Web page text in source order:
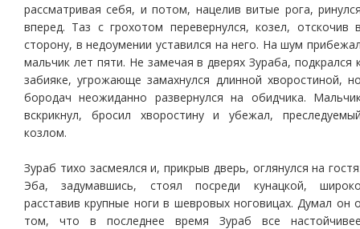
рассматривая себя, и потом, нацелив витые рога,
вперед. Таз с грохотом перевернулся, козел, отскочив
сторону, в недоумении уставился на него. На шум
мальчик лет пяти. Не замечая в дверях Зураба, подкрался
забияке, угрожающе замахнулся длинной хворостиной,
бородач неожиданно развернулся на обидчика.
вскрикнул, бросил хворостину и убежал,
козлом.
Зураб тихо засмеялся и, прикрыв дверь, оглянулся на
Эба, задумавшись, стоял посреди кунацкой,
расставив крупные ноги в шевровых ноговицах. Думал он
том, что в последнее время Зураб все